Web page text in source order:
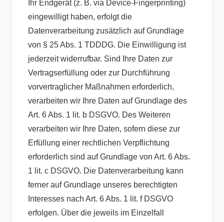
Ihr Endgerät (z. B. via Device-Fingerprinting)
eingewilligt haben, erfolgt die
Datenverarbeitung zusätzlich auf Grundlage
von § 25 Abs. 1 TDDDG. Die Einwilligung ist
jederzeit widerrufbar. Sind Ihre Daten zur
Vertragserfüllung oder zur Durchführung
vorvertraglicher Maßnahmen erforderlich,
verarbeiten wir Ihre Daten auf Grundlage des
Art. 6 Abs. 1 lit. b DSGVO. Des Weiteren
verarbeiten wir Ihre Daten, sofern diese zur
Erfüllung einer rechtlichen Verpflichtung
erforderlich sind auf Grundlage von Art. 6 Abs.
1 lit. c DSGVO. Die Datenverarbeitung kann
ferner auf Grundlage unseres berechtigten
Interesses nach Art. 6 Abs. 1 lit. f DSGVO
erfolgen. Über die jeweils im Einzelfall